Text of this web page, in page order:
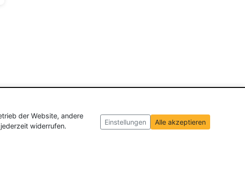
der Website, andere
widerrufen.
Einstellungen Alle akzeptieren